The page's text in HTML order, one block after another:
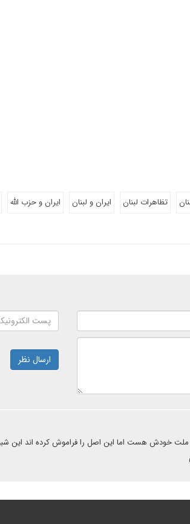
تظاهرات لبنان ایران و لبنان ایران و حزب الله
ارسال نظر
ملت خودش هست اما این اصل را فراموش کرده اند این